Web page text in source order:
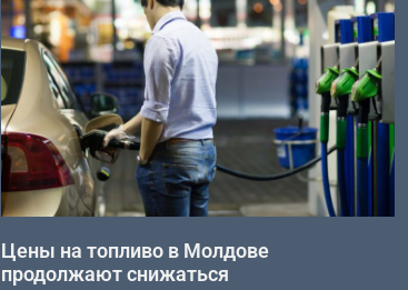
Цены на топливо в Молдове
продолжают снижаться